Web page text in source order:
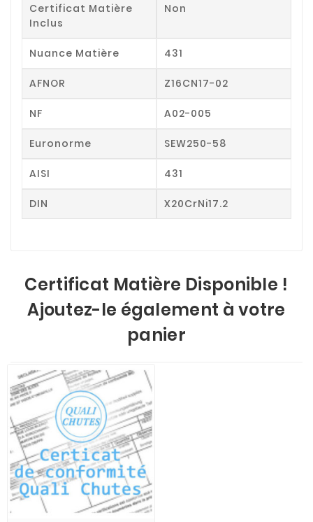
Certificat Matière
Inclus
Non
Nuance Matière 431
AFNOR Z16CN17-02
NF A02-005
Euronorme SEW250-58
AISI 431
DIN X20CrNi17.2
Certificat Matière Disponible !
Ajoutez-le également à votre
panier